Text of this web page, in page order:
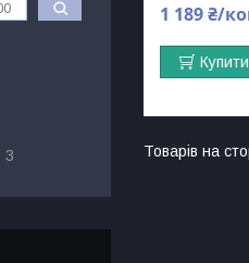
1 189 ₴/
Купити
3